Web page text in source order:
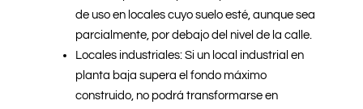
de uso en locales cuyo suelo esté, aunque sea
parcialmente, por debajo del nivel de la calle.
Locales industriales: Si un local industrial en
planta baja supera el fondo máximo
construido, no podrá transformarse en